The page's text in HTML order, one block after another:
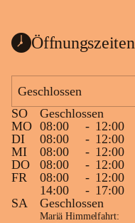
Öffnungszeiten
Geschlossen
SO
Geschlossen
MO 08:00 - 12:00
DI
08:00 - 12:00
MI
08:00 - 12:00
DO
08:00 - 12:00
FR
08:00 - 12:00
14:00
- 17:00
SA
Geschlossen
Mariä Himmelfahrt: